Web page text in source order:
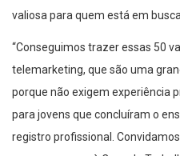
valiosa para quem está em
“Conseguimos trazer essas 50
telemarketing, que são uma
porque não exigem experiência
para jovens que concluíram o
registro profissional.